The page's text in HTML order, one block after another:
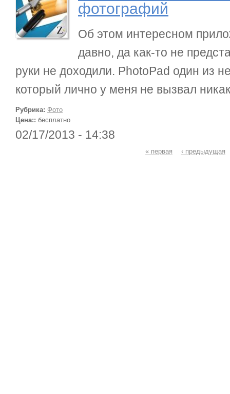
фотографий
Об этом интересном
давно, да как-то не
руки не доходили. PhotoPad один из
который лично у меня не вызвал
Рубрика: Фото
Цена:: бесплатно
02/17/2013 - 14:38
« первая ‹ предыдущая